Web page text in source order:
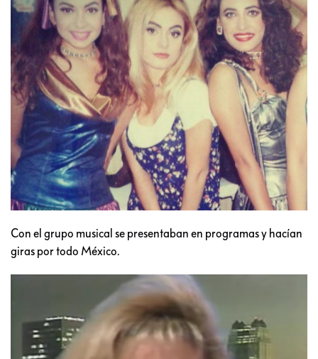
Con el grupo musical se presentaban en programas y hacían
giras por todo México.